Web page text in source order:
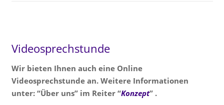
Videosprechstunde
Wir bieten Ihnen auch eine Online
Videosprechstunde an. Weitere Informationen
unter: “Über uns” im Reiter “Konzept” .